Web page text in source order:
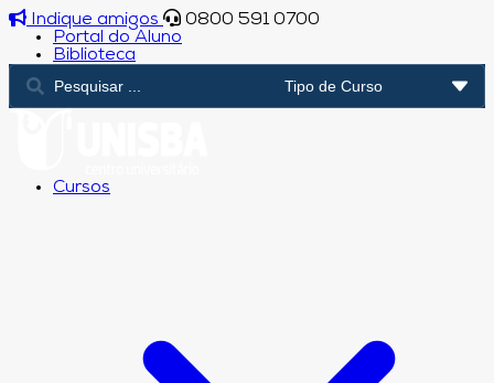
Indique amigos
0800 591 0700
Portal do Aluno
Biblioteca
Cursos